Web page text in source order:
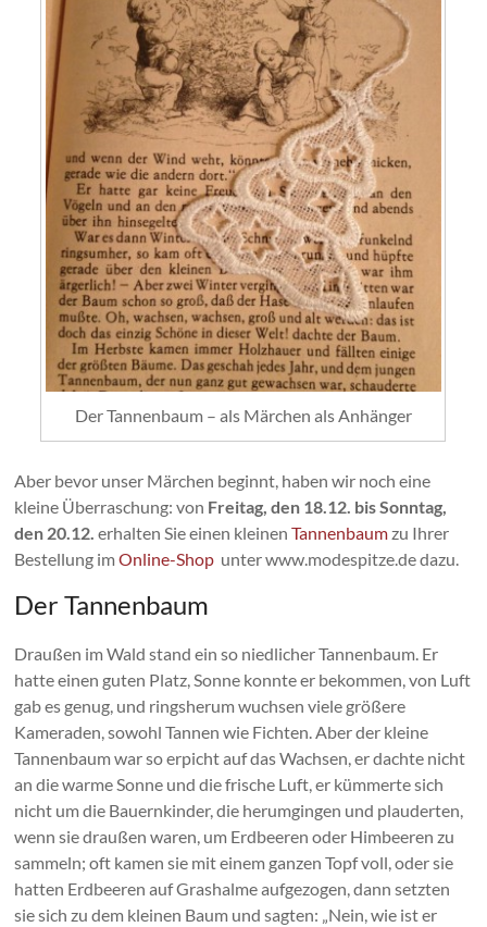
Der Tannenbaum – als Märchen als Anhänger
Aber bevor unser Märchen beginnt, haben wir noch eine
kleine Überraschung: von Freitag, den 18.12. bis Sonntag,
den 20.12. erhalten Sie einen kleinenTannenbaumzu Ihrer
Bestellung imOnline-Shop unter www.modespitze.de dazu.
Der Tannenbaum
Draußen im Wald stand ein so niedlicher Tannenbaum. Er
hatte einen guten Platz, Sonne konnte er bekommen, von Luft
gab es genug, und ringsherum wuchsen viele größere
Kameraden, sowohl Tannen wie Fichten. Aber der kleine
Tannenbaum war so erpicht auf das Wachsen, er dachte nicht
an die warme Sonne und die frische Luft, er kümmerte sich
nicht um die Bauernkinder, die herumgingen und plauderten,
wenn sie draußen waren, um Erdbeeren oder Himbeeren zu
sammeln; oft kamen sie mit einem ganzen Topf voll, oder sie
hatten Erdbeeren auf Grashalme aufgezogen, dann setzten
sie sich zu dem kleinen Baum und sagten: „Nein, wie ist er